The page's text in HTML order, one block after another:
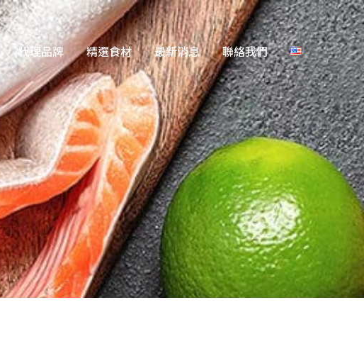
代理品牌 精選食材 最新消息 聯絡我們